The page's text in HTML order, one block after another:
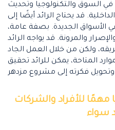
في السوق والتكنولوجيا وتحديث
قد يحتاج الرائد أيضًا إلى
الجديدة. بصفة عامة،
والمرونة. قد يواجه الرائد
ولكن من خلال العمل الجاد
المتاحة، يمكن للرائد تحقيق
مهمًا للأفراد والشركات